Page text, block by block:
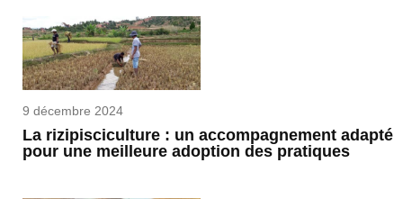
9 décembre 2024
La rizipisciculture : un accompagnement adapté
pour une meilleure adoption des pratiques